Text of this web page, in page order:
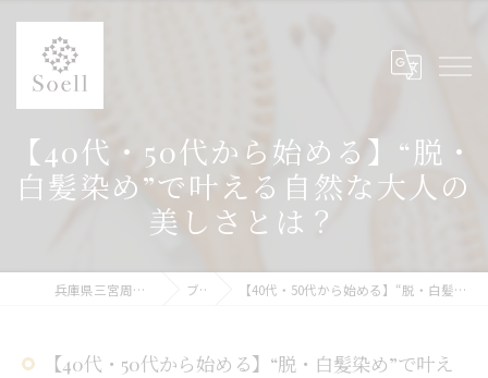
【40代・50代から始める】“脱・
白髪染め”で叶える自然な大人の
美しさとは？
兵庫県三宮周辺の美容院ならSoell ブログ 【40代・50代から始める】“脱・白髪染め”で叶える自然な大人の美しさとは？
【40代・50代から始める】“脱・白髪染め”で叶え